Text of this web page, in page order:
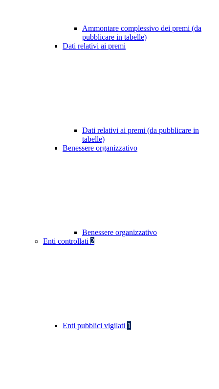
Ammontare complessivo dei premi (da
pubblicare in tabelle)
Dati relativi ai premi
Dati relativi ai premi (da pubblicare in
tabelle)
Benessere organizzativo
Benessere organizzativo
Enti controllati 2
Enti pubblici vigilati 1